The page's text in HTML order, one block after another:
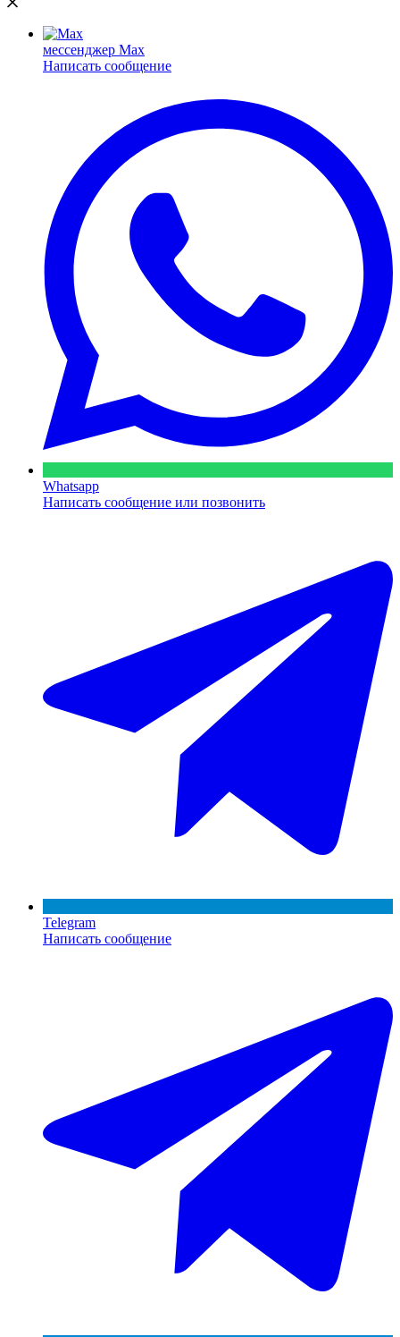
мессенджер Max
Написать сообщение
Whatsapp
Написать сообщение или позвонить
Telegram
Написать сообщение